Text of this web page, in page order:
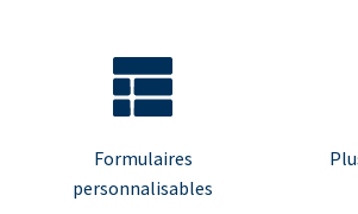
Formulaires
personnalisables